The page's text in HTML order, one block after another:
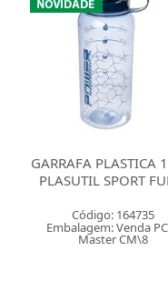
GARRAFA ABRE
530ML PLASUTIL
Código: 164730
Embalagem: Venda
Master CM\8